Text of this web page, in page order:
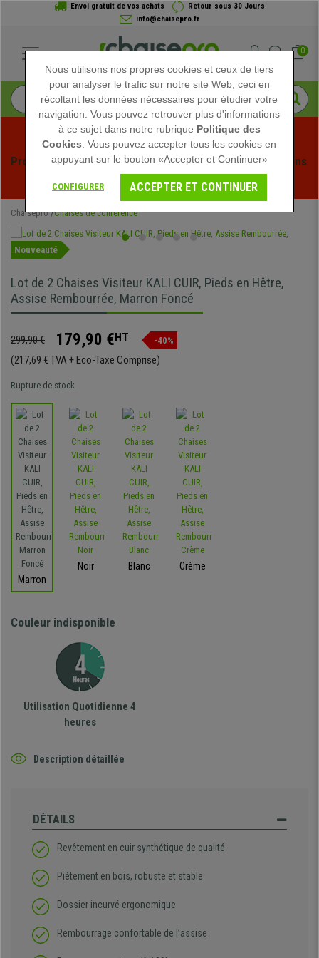
Envoi gratuit de vos achats
Retour sous 30 Jours
info@chaisepro.fr
0
Profitez des soldes d'été chez Chaisepro ! Des réductions
exclusives pour une durée limitée - Voir l'offre
Chaisepro Chaises de conférence
Nouveauté
Lot de 2 Chaises Visiteur KALI CUIR, Pieds en Hêtre,
Assise Rembourrée, Marron Foncé
299,90 € 179,90 €HT -40%
(217,69 € TVA + Eco-Taxe Comprise)
Rupture de stock
Marron
Noir Blanc Crème
Couleur indisponible
Utilisation Quotidienne 4
heures
Description détaillée
DÉTAILS
Revêtement en cuir synthétique de qualité
Piétement en bois, robuste et stable
Dossier incurvé ergonomique
Rembourrage confortable de l’assise
Nous utilisons nos propres cookies et ceux de tiers
pour analyser le trafic sur notre site Web, ceci en
récoltant les données nécessaires pour étudier votre
navigation. Vous pouvez retrouver plus d'informations
à ce sujet dans notre rubrique Politique des
Cookies . Vous pouvez accepter tous les cookies en
appuyant sur le bouton «Accepter et Continuer»
CONFIGURER ACCEPTER ET CONTINUER